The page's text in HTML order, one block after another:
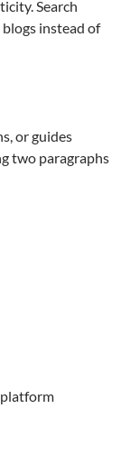
Search
instead of
or guides
two paragraphs